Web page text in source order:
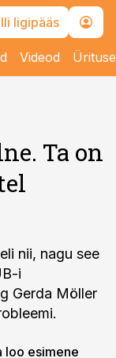
ligipääs
Videod
Ta on
nii, nagu see
i
Gerda Möller
loo esimene